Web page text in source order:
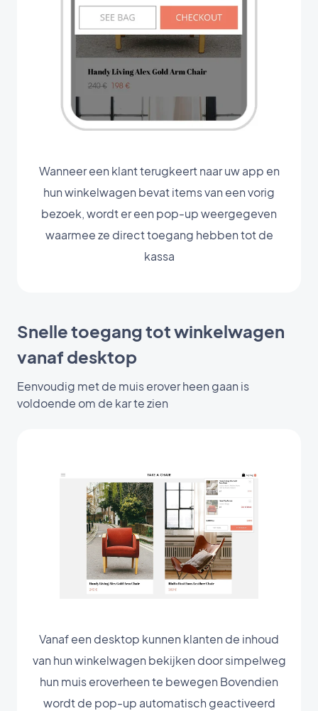
Wanneer een klant terugkeert naar uw app en
hun winkelwagen bevat items van een vorig
bezoek, wordt er een pop-up weergegeven
waarmee ze direct toegang hebben tot de
kassa
Snelle toegang tot winkelwagen
vanaf desktop
Eenvoudig met de muis erover heen gaan is
voldoende om de kar te zien
Vanaf een desktop kunnen klanten de inhoud
van hun winkelwagen bekijken door simpelweg
hun muis eroverheen te bewegen Bovendien
wordt de pop-up automatisch geactiveerd